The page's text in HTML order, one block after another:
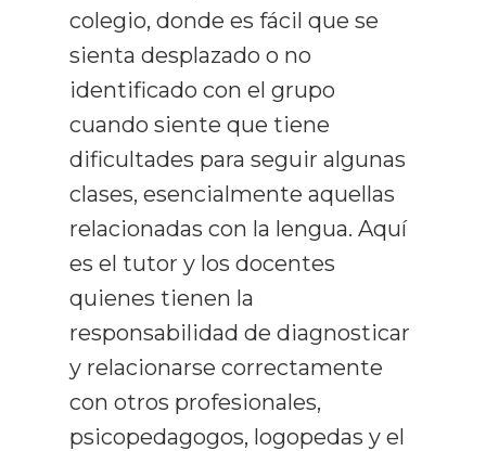
colegio, donde es fácil que se
sienta desplazado o no
identificado con el grupo
cuando siente que tiene
dificultades para seguir algunas
clases, esencialmente aquellas
relacionadas con la lengua. Aquí
es el tutor y los docentes
quienes tienen la
responsabilidad de diagnosticar
y relacionarse correctamente
con otros profesionales,
psicopedagogos, logopedas y el